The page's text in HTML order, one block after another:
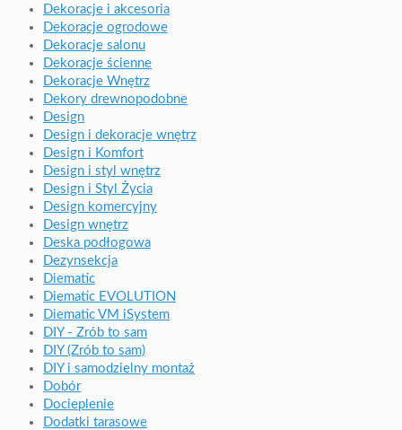
Dekoracje i akcesoria
Dekoracje ogrodowe
Dekoracje salonu
Dekoracje ścienne
Dekoracje Wnętrz
Dekory drewnopodobne
Design
Design i dekoracje wnętrz
Design i Komfort
Design i styl wnętrz
Design i Styl Życia
Design komercyjny
Design wnętrz
Deska podłogowa
Dezynsekcja
Diematic
Diematic EVOLUTION
Diematic VM iSystem
DIY - Zrób to sam
DIY (Zrób to sam)
DIY i samodzielny montaż
Dobór
Docieplenie
Dodatki tarasowe